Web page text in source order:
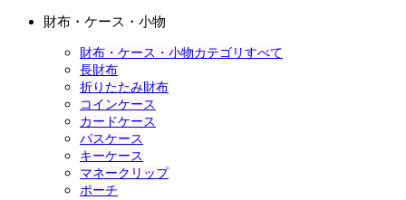
財布・ケース・小物
財布・ケース・小物カテゴリすべて
長財布
折りたたみ財布
コインケース
カードケース
パスケース
キーケース
マネークリップ
ポーチ